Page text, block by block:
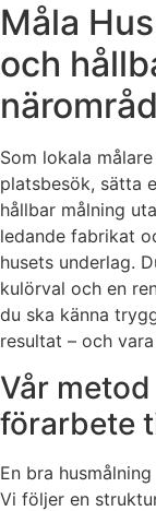
Måla
och
Som lokala
platsbesök, sätta
hållbar målning
ledande fabrikat
husets underlag.
kulörval och en
du ska känna
resultat – och
Vår
förarbete
En bra
Vi följer en